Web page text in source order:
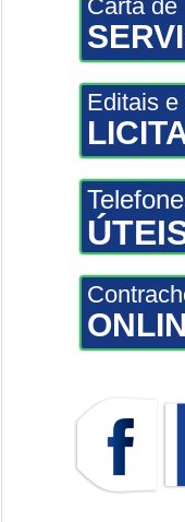
Carta de
Editais e